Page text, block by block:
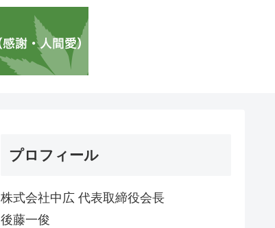
プロフィール
株式会社中広 代表取締役会長
後藤一俊